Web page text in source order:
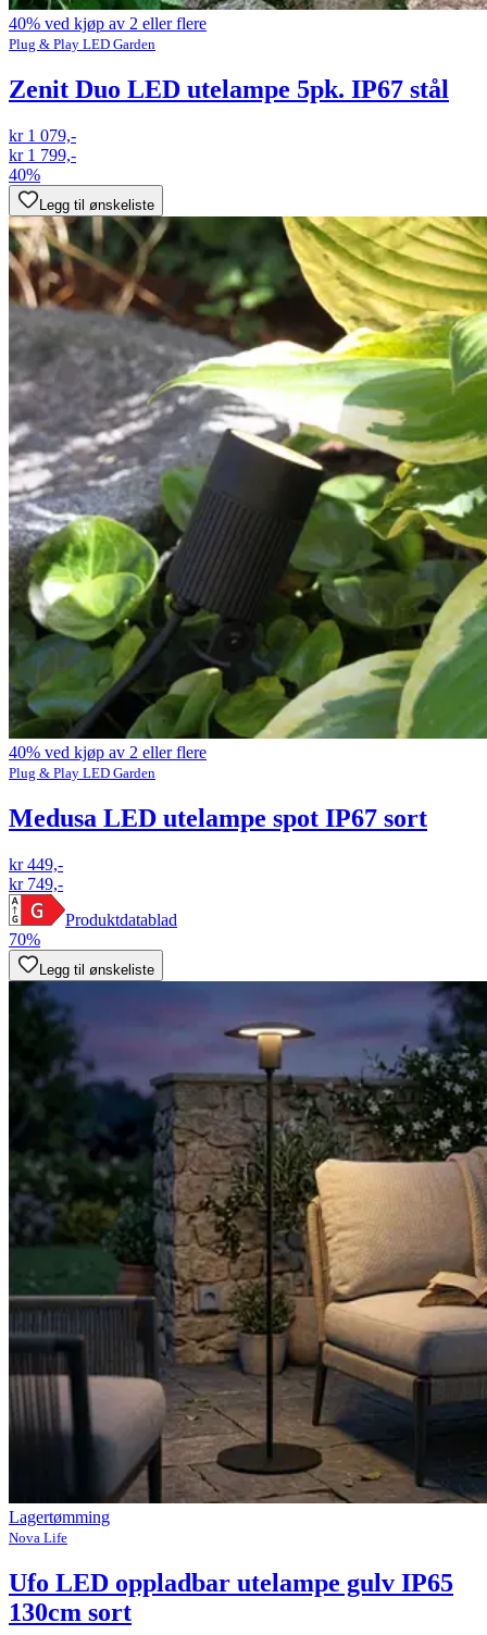
40% ved kjøp av 2 eller flere
Plug & Play LED Garden
Zenit Duo LED utelampe 5pk. IP67 stål
kr 1 079,-
kr 1 799,-
40%
Legg til ønskeliste
40% ved kjøp av 2 eller flere
Plug & Play LED Garden
Medusa LED utelampe spot IP67 sort
kr 449,-
kr 749,-
Produktdatablad
70%
Legg til ønskeliste
Lagertømming
Nova Life
Ufo LED oppladbar utelampe gulv IP65
130cm sort